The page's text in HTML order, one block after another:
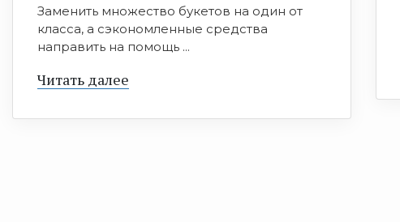
Заменить множество букетов на один от
класса, а сэкономленные средства
направить на помощь ...
Читать далее